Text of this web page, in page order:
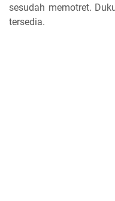
sesudah memotret.
tersedia.